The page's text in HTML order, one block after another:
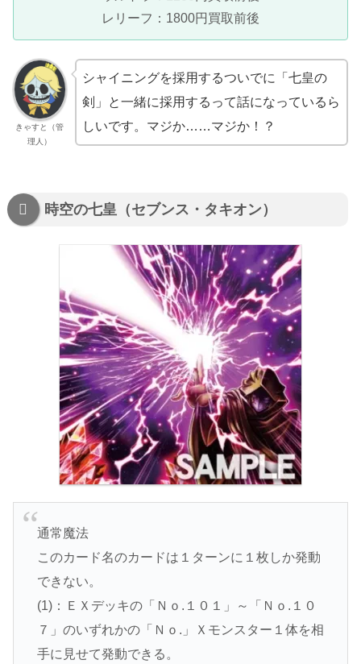
レリーフ：1800円買取前後
きゃすと（管
理人）
シャイニングを採用するついでに「七皇の
剣」と一緒に採用するって話になっているら
しいです。マジか……マジか！？
時空の七皇（セブンス・タキオン）
通常魔法
このカード名のカードは１ターンに１枚しか発動
できない。
(1)：ＥＸデッキの「Ｎｏ.１０１」～「Ｎｏ.１０
７」のいずれかの「Ｎｏ.」Ｘモンスター１体を相
手に見せて発動できる。